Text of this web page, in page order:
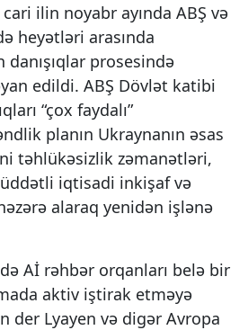
ilin noyabr ayında ABŞ və
heyətləri arasında
danışıqlar prosesində
edildi. ABŞ Dövlət katibi
“çox faydalı”
planın Ukraynanın əsas
təhlükəsizlik zəmanətləri,
iqtisadi inkişaf və
alaraq yenidən işlənə
Aİ rəhbər orqanları belə bir
aktiv iştirak etməyə
der Lyayen və digər Avropa